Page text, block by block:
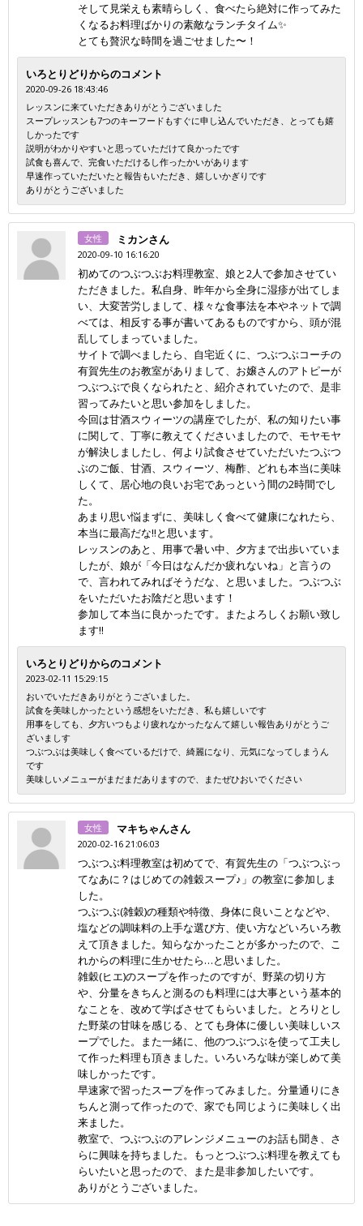
そして見栄えも素晴らしく、食べたら絶対に作ってみた
くなるお料理ばかりの素敵なランチタイム✨
とても贅沢な時間を過ごせました〜！
いろとりどりからのコメント
2020-09-26 18:43:46
レッスンに来ていただきありがとうございました
スープレッスンも7つのキーフードもすぐに申し込んでいただき、とっても嬉
しかったです
説明がわかりやすいと思っていただけて良かったです
試食も喜んで、完食いただけるし作ったかいがあります
早速作っていただいたと報告もいただき、嬉しいかぎりです
ありがとうございました
女性 ミカンさん
2020-09-10 16:16:20
初めてのつぶつぶお料理教室、娘と2人で参加させてい
ただきました。私自身、昨年から全身に湿疹が出てしま
い、大変苦労しまして、様々な食事法を本やネットで調
べては、相反する事が書いてあるものですから、頭が混
乱してしまっていました。
サイトで調べましたら、自宅近くに、つぶつぶコーチの
有賀先生のお教室がありまして、お嬢さんのアトピーが
つぶつぶで良くなられたと、紹介されていたので、是非
習ってみたいと思い参加をしました。
今回は甘酒スウィーツの講座でしたが、私の知りたい事
に関して、丁寧に教えてくださいましたので、モヤモヤ
が解決しましたし、何より試食させていただいたつぶつ
ぶのご飯、甘酒、スウィーツ、梅酢、どれも本当に美味
しくて、居心地の良いお宅であっという間の2時間でし
た。
あまり思い悩まずに、美味しく食べて健康になれたら、
本当に最高だな‼︎と思います。
レッスンのあと、用事で暑い中、夕方まで出歩いていま
したが、娘が「今日はなんだか疲れないね」と言うの
で、言われてみればそうだな、と思いました。つぶつぶ
をいただいたお陰だと思います！
参加して本当に良かったです。またよろしくお願い致し
ます‼︎
いろとりどりからのコメント
2023-02-11 15:29:15
おいでいただきありがとうございました。
試食を美味しかったという感想をいただき、私も嬉しいです
用事をしても、夕方いつもより疲れなかったなんて嬉しい報告ありがとうご
ざいましす
つぶつぶは美味しく食べているだけで、綺麗になり、元気になってしまうん
です
美味しいメニューがまだまだありますので、またぜひおいでください
女性 マキちゃんさん
2020-02-16 21:06:03
つぶつぶ料理教室は初めてで、有賀先生の「つぶつぶっ
てなあに？はじめての雑穀スープ♪」の教室に参加しま
した。
つぶつぶ(雑穀)の種類や特徴、身体に良いことなどや、
塩などの調味料の上手な選び方、使い方などいろいろ教
えて頂きました。知らなかったことが多かったので、こ
れからの料理に生かせたら…と思いました。
雑穀(ヒエ)のスープを作ったのですが、野菜の切り方
や、分量をきちんと測るのも料理には大事という基本的
なことを、改めて学ばさせてもらいました。とろりとし
た野菜の甘味を感じる、とても身体に優しい美味しいス
ープでした。また一緒に、他のつぶつぶを使って工夫し
て作った料理も頂きました。いろいろな味が楽しめて美
味しかったです。
早速家で習ったスープを作ってみました。分量通りにき
ちんと測って作ったので、家でも同じように美味しく出
来ました。
教室で、つぶつぶのアレンジメニューのお話も聞き、さ
らに興味を持ちました。もっとつぶつぶ料理を教えても
らいたいと思ったので、また是非参加したいです。
ありがとうございました。